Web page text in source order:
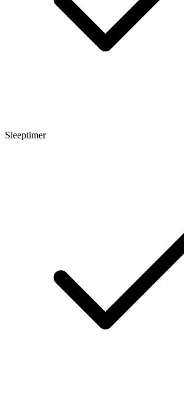
Sleeptimer